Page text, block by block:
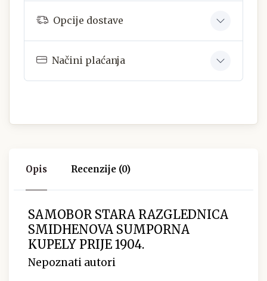
Opcije dostave
Načini plaćanja
Opis Recenzije (0)
SAMOBOR STARA RAZGLEDNICA
SMIDHENOVA SUMPORNA
KUPELY PRIJE 1904.
Nepoznati autori